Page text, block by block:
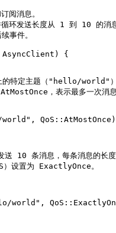
阅消息。
环发送长度从 1 到 10 的消
事件。
{
特定主题（"hello/world"
，表示最多一次消
QoS::AtMostOnce)
10 条消息，每条消息的长
设置为 ExactlyOnce。
world",